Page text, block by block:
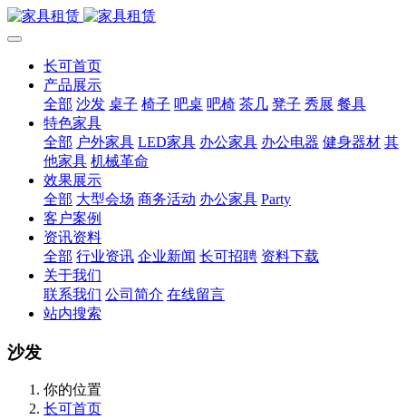
长可首页
产品展示
全部 沙发 桌子 椅子 吧桌 吧椅 茶几 凳子 秀展 餐具
特色家具
全部 户外家具 LED家具 办公家具 办公电器 健身器材 其
他家具 机械革命
效果展示
全部 大型会场 商务活动 办公家具 Party
客户案例
资讯资料
全部 行业资讯 企业新闻 长可招聘 资料下载
关于我们
联系我们 公司简介 在线留言
站内搜索
沙发
你的位置
长可首页